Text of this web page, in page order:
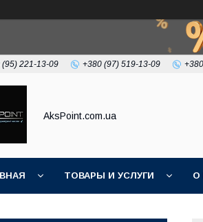
(95) 221-13-09 +380 (97) 519-13-09
AksPoint.com.ua
ТОВАРЫ И УСЛУГИ О